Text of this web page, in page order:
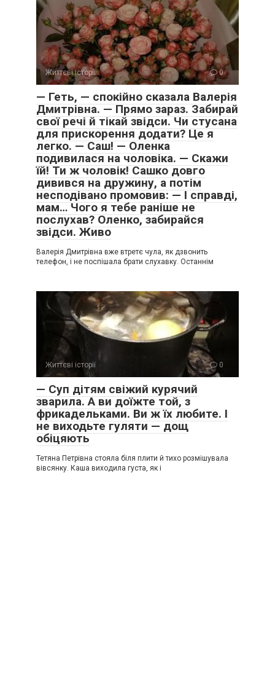
Життєві історії 0
— Геть, — спокійно сказала Валерія
Дмитрівна. — Прямо зараз. Забирай
свої речі й тікай звідси. Чи стусана
для прискорення додати? Це я
легко. — Саш! — Оленка
подивилася на чоловіка. — Скажи
їй! Ти ж чоловік! Сашко довго
дивився на дружину, а потім
несподівано промовив: — І справді,
мам… Чого я тебе раніше не
послухав? Оленко, забирайся
звідси. Живо
Валерія Дмитрівна вже втретє чула, як дзвонить
телефон, і не поспішала брати слухавку. Останнім
Життєві історії 0
— Суп дітям свіжий курячий
зварила. А ви доїжте той, з
фрикадельками. Ви ж їх любите. І
не виходьте гуляти — дощ
обіцяють
Тетяна Петрівна стояла біля плити й тихо розмішувала
вівсянку. Каша виходила густа, як і